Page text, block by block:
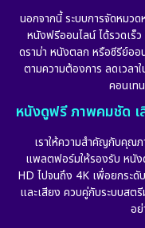
นอกจากนี้ ระบบการจัดหมว
หนังฟรีออนไลน์ ได้รวดเร็
ดราม่า หนังตลก หรือซีรีย์อ
ตามความต้องการ ลดเวลา
คอนเท
หนังดูฟรี ภาพคมชัด
เราให้ความสำคัญกับคุณ
แพลตฟอร์มให้รองรับ หนั
HD ไปจนถึง 4K เพื่อยกระ
และเสียง ควบคู่กับระบบสต
อ